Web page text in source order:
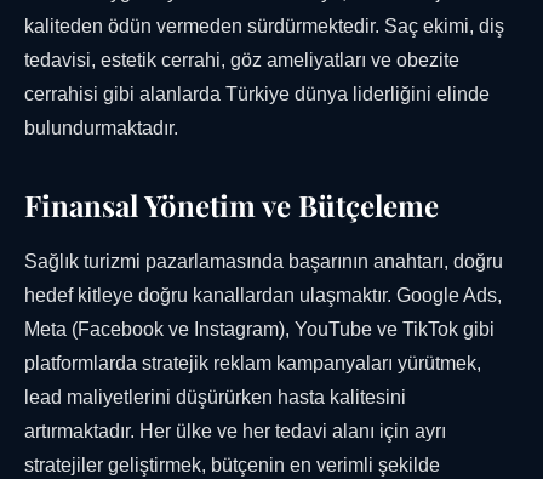
kaliteden ödün vermeden sürdürmektedir. Saç ekimi, diş
tedavisi, estetik cerrahi, göz ameliyatları ve obezite
cerrahisi gibi alanlarda Türkiye dünya liderliğini elinde
bulundurmaktadır.
Finansal Yönetim ve Bütçeleme
Sağlık turizmi pazarlamasında başarının anahtarı, doğru
hedef kitleye doğru kanallardan ulaşmaktır. Google Ads,
Meta (Facebook ve Instagram), YouTube ve TikTok gibi
platformlarda stratejik reklam kampanyaları yürütmek,
lead maliyetlerini düşürürken hasta kalitesini
artırmaktadır. Her ülke ve her tedavi alanı için ayrı
stratejiler geliştirmek, bütçenin en verimli şekilde